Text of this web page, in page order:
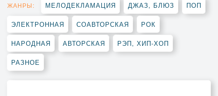
ЖАНРЫ: МЕЛОДЕКЛАМАЦИЯ ДЖАЗ, БЛЮЗ ПОП
ЭЛЕКТРОННАЯ СОАВТОРСКАЯ РОК
НАРОДНАЯ АВТОРСКАЯ РЭП, ХИП-ХОП
РАЗНОЕ